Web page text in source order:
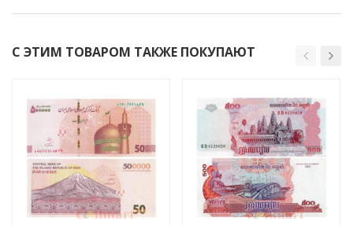
С ЭТИМ ТОВАРОМ ТАКЖЕ ПОКУПАЮТ